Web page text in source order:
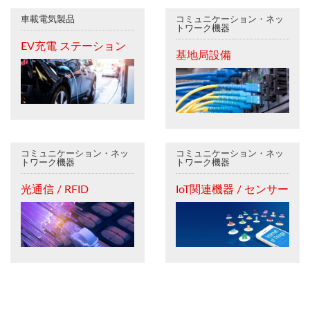
車載電気製品
EV充電 ステーション
コミュニケーション・ネッ
トワーク機器
基地局設備
コミュニケーション・ネッ
トワーク機器
光通信 / RFID
コミュニケーション・ネッ
トワーク機器
IoT関連機器 / センサー